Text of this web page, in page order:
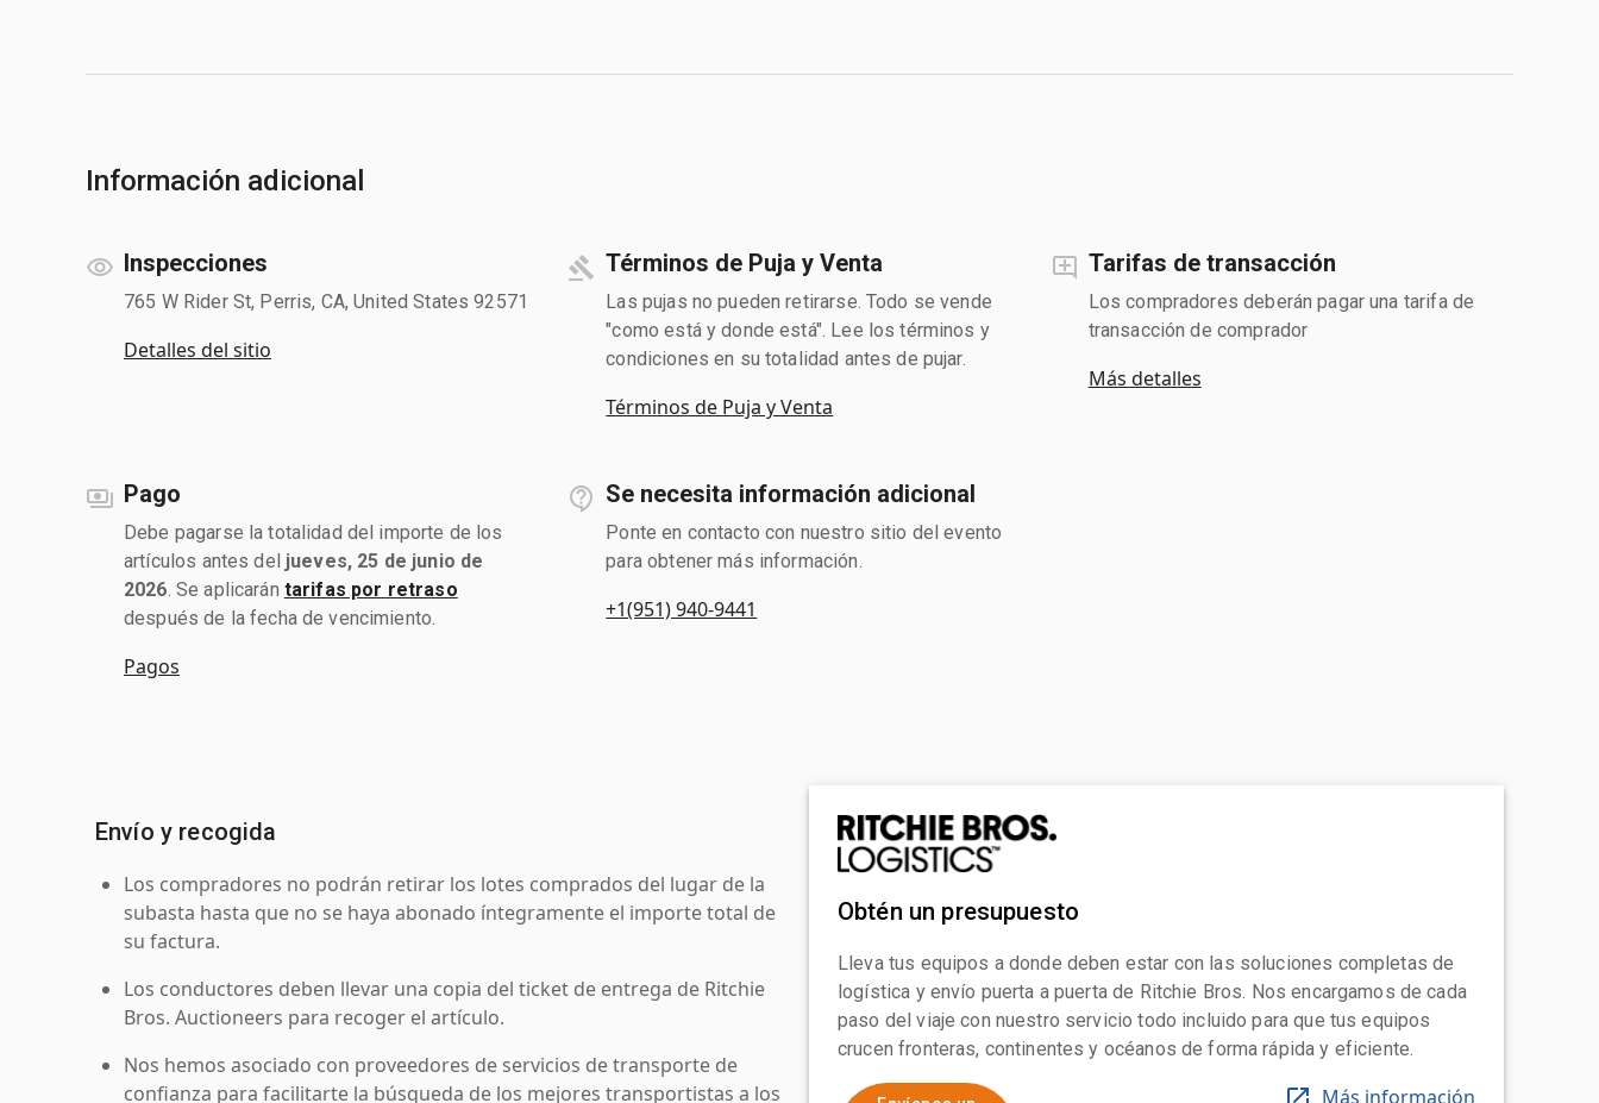
Información adicional
Inspecciones
765 W Rider St, Perris, CA, United States 92571
Detalles del sitio
Términos de Puja y Venta
Las pujas no pueden retirarse. Todo se vende
"como está y donde está". Lee los términos y
condiciones en su totalidad antes de pujar.
Términos de Puja y Venta
Tarifas de transacción
Los compradores deberán pagar una tarifa de
transacción de comprador
Más detalles
Pago
Debe pagarse la totalidad del importe de los
artículos antes del jueves, 25 de junio de
2026 . Se aplicarán tarifas por retraso
después de la fecha de vencimiento.
Pagos
Se necesita información adicional
Ponte en contacto con nuestro sitio del evento
para obtener más información.
+1(951) 940-9441
Envío y recogida
Los compradores no podrán retirar los lotes comprados del lugar de la
subasta hasta que no se haya abonado íntegramente el importe total de
su factura.
Los conductores deben llevar una copia del ticket de entrega de Ritchie
Bros. Auctioneers para recoger el artículo.
Nos hemos asociado con proveedores de servicios de transporte de
confianza para facilitarte la búsqueda de los mejores transportistas a los
Obtén un presupuesto
Lleva tus equipos a donde deben estar con las soluciones completas de
logística y envío puerta a puerta de Ritchie Bros. Nos encargamos de cada
paso del viaje con nuestro servicio todo incluido para que tus equipos
crucen fronteras, continentes y océanos de forma rápida y eficiente.
Más información